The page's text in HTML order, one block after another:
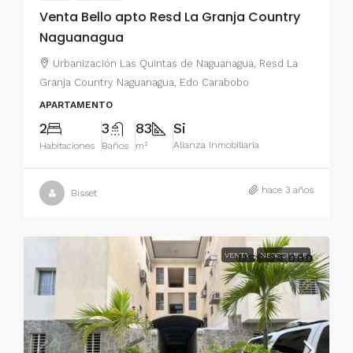
Venta Bello apto Resd La Granja Country
Naguanagua
Urbanización Las Quintas de Naguanagua, Resd La
Granja Country Naguanagua, Edo Carabobo
APARTAMENTO
2
Habitaciones
3
Baños
83
m²
Si
Alianza Inmobiliaria
Bisset hace 3 años
VENTA NEGOCIABLE
US$ 24,000